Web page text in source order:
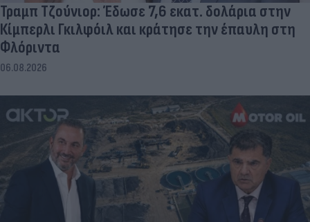
Τραμπ Τζούνιορ: Έδωσε 7,6 εκατ. δολάρια στην
Κίμπερλι Γκιλφόιλ και κράτησε την έπαυλη στη
Φλόριντα
06.08.2026